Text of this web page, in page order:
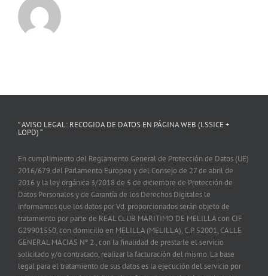
” AVISO LEGAL: RECOGIDA DE DATOS EN PÁGINA WEB (LSSICE +
LOPD) “
En cumplimiento del Reglamento General de Protección de Datos (UE)
2016/679 del Parlamento Europeo y del Consejo de 27 de abril de
2016 y la ley orgánica 3/2018 de 5 de diciembre de Protección de
Datos Personales y de Garantía de los Derechos Digitales le
informamos que los datos por Vd. proporcionados serán objeto de
tratamiento por parte de REAL CLUB MARITIMO DE MELILLA con CIF
G29901550, con domicilio en MELILLA (MELILLA), C.P. 52001, CALLE
GENERAL MACIAS Nº 2 , con la finalidad de prestarle el servicio
solicitado y/o contratado, realizar la facturación del mismo. La base
legal para el tratamiento de sus datos es la ejecución del servicio por